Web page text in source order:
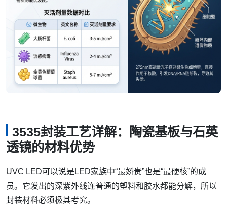
3535封装工艺详解：陶瓷基板与石英
透镜的材料优势
UVC LED可以说是LED家族中“最娇贵”也是“最硬核”的成
员。它发出的深紫外线连普通的塑料和胶水都能分解，所以
封装材料必须极其考究。